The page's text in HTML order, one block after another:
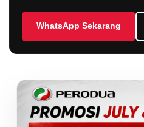
WhatsApp Sekarang